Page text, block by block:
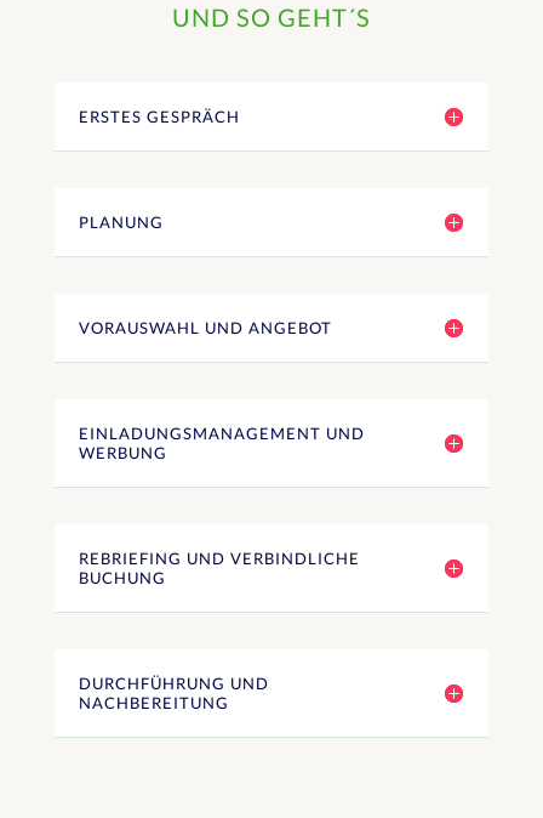
UND SO GEHT´S
ERSTES GESPRÄCH
PLANUNG
VORAUSWAHL UND ANGEBOT
EINLADUNGSMANAGEMENT UND
WERBUNG
REBRIEFING UND VERBINDLICHE
BUCHUNG
DURCHFÜHRUNG UND
NACHBEREITUNG